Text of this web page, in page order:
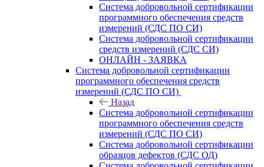
Система добровольной сертификации
программного обеспечения средств
измерений (СДС ПО СИ)
Система добровольной сертификации
средств измерений (СДС СИ)
ОНЛАЙН - ЗАЯВКА
Система добровольной сертификации
программного обеспечения средств
измерений (СДС ПО СИ)
Назад
Система добровольной сертификации
программного обеспечения средств
измерений (СДС ПО СИ)
Система добровольной сертификации
образцов дефектов (СДС ОД)